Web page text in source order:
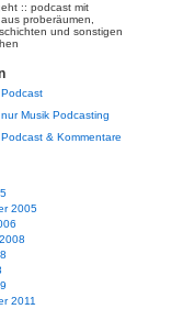
:: podcast mit
proberäumen,
und sonstigen
Podcast
nur Musik Podcasting
Podcast & Kommentare
2005
2011